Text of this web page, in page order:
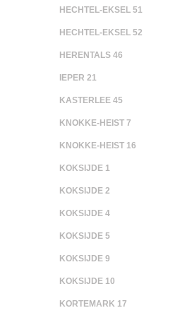
HECHTEL-EKSEL 51
HECHTEL-EKSEL 52
HERENTALS 46
IEPER 21
KASTERLEE 45
KNOKKE-HEIST 7
KNOKKE-HEIST 16
KOKSIJDE 1
KOKSIJDE 2
KOKSIJDE 4
KOKSIJDE 5
KOKSIJDE 9
KOKSIJDE 10
KORTEMARK 17